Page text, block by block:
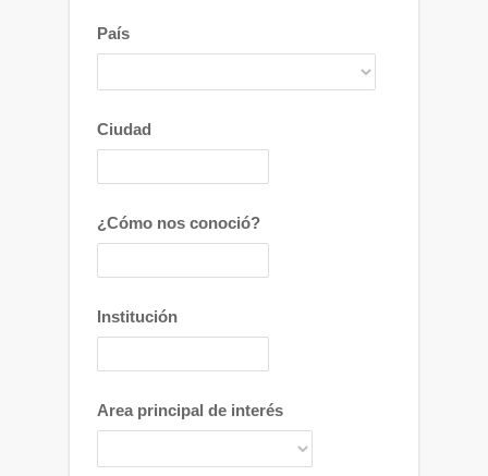
País
Ciudad
¿Cómo nos conoció?
Institución
Area principal de interés